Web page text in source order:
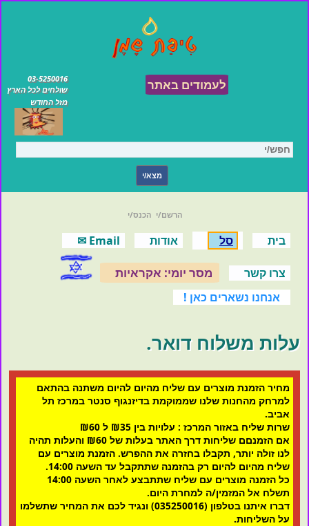
03-5250016
שולחים לכל הארץ
מזל החודש
לעמודים באתר
הרשם/י הכנס/י
בית סל אודות Email ✉
צרו קשר מסר יומי: אקראיות
אנחנו נשארים כאן !
עלות משלוח דואר.
מחיר הזמנת מוצרים עם שליח מהיום להיום משתנה בהתאם
למרחק מהחנות שלנו שממוקמת בדיזנגוף סנטר במרכז תל
אביב.
שרות שליח באזור המרכז : עלויות בין ₪35 ל ₪60
אם הזמנםם שליחות דרך האתר בעלות של ₪60 והעלות תהיה
לנו זולה יותר, תקבלו בחזרה את ההפרש. הזמנת מוצרים עם
שליח מהיום להיום רק בהזמנה שתתקבל עד השעה 14:00.
כל הזמנה מוצרים עם שליח שתתבצע לאחר השעה 14:00
תשלח אל המזמין/ה למחרת היום.
דברו איתנו בטלפון (035250016) ונגיד לכם את המחיר שתשלמו
על השליחות.